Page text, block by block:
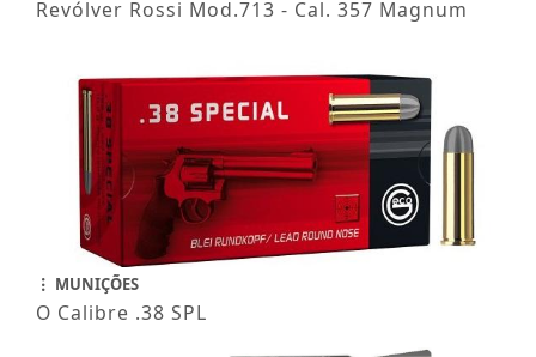
Revólver Rossi Mod.713 - Cal. 357 Magnum
MUNIÇÕES
O Calibre .38 SPL